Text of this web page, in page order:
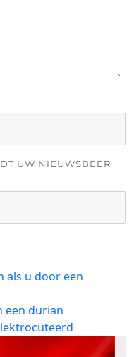
UW NIEUWSBEER
als u door een
een durian